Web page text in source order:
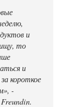
и
то
и
короткое
-